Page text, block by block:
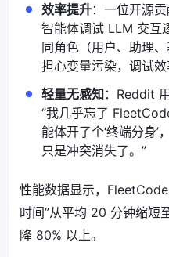
效率提升：一位开源
智能体调试 LLM 交互
同角色（用户、助理
担心变量污染，调试效
轻量无感知：Reddit
“我几乎忘了
能体开了个‘终端分身’
只是冲突消失了。”
性能数据显示，
时间”从平均 20 分钟缩短
降 80% 以上。